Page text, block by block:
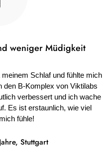
weniger Müdigkeit
Schlaf und fühlte mich
den B-Komplex von Viktilabs
verbessert und ich wache
Es ist erstaunlich, wie viel
fühle!
Stuttgart